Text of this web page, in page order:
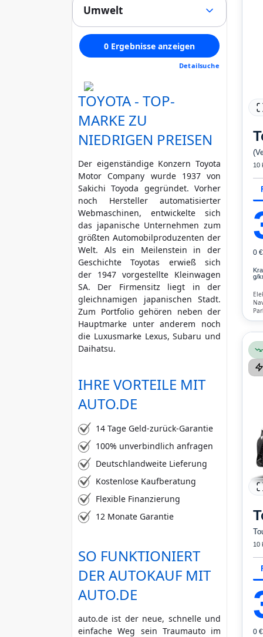
Stoff (0)
Velours (0)
Kunstleder (0)
LED / Laser / Xenon
Tempomat (0)
Panoramadach (0)
Multifunktionslenkrad (0)
Parkassistent (0)
Lichtsensor
Head Up Display (0)
Bluetooth (0)
Freisprecheinrichtung (0)
Verkehrszeichen-
Erkennung (0)
ESP (0)
ABS (0)
Klimatisierung (0)
Airbag (0)
mehr Kriterien
Alle
1
Unfallfahrzeug
Nicht anzeigen
HU / AU neu
Zusätzliche Garantie
Nichtraucher
Umwelt
Schadstoffklasse min. (Euro)
grün (4) gelb (3)
rot (2) No
Rußpartikelfilter
0 Ergebnisse anzeigen
Detailsuche
TOYOTA - TOP-
MARKE ZU
NIEDRIGEN PREISEN
Der eigenständige Konzern Toyota
Motor Company wurde 1937 von
Sakichi Toyoda gegründet. Vorher
noch Hersteller automatisierter
Webmaschinen, entwickelte sich
das japanische Unternehmen zum
größten Automobilproduzenten der
Welt. Als ein Meilenstein in der
Geschichte Toyotas erwieß sich
der 1947 vorgestellte Kleinwagen
SA. Der Firmensitz liegt in der
gleichnamigen japanischen Stadt.
Zum Portfolio gehören neben der
Hauptmarke unter anderem noch
die Luxusmarke Lexus, Subaru und
Daihatsu.
IHRE VORTEILE MIT
AUTO.DE
14 Tage Geld-zurück-Garantie
100% unverbindlich anfragen
Deutschlandweite Lieferung
Kostenlose Kaufberatung
Flexible Finanzierung
12 Monate Garantie
SO FUNKTIONIERT
DER AUTOKAUF MIT
AUTO.DE
auto.de ist der neue, schnelle und
einfache Weg sein Traumauto im
10
0
g/
10
0